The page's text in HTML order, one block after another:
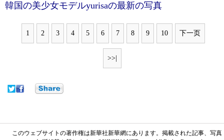
韓国の美少女モデルyurisaの最新の写真
1 2 3 4 5 6 7 8 9 10 下一页
>>|
このウェブサイトの著作権は新華社新華網にあります。掲載された記事、写真